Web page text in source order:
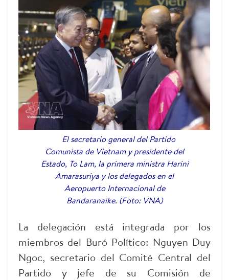
El secretario general del Partido
Comunista de Vietnam y presidente del
Estado, To Lam, la primera ministra Harini
Amarasuriya y los delegados en el
Aeropuerto Internacional de
Bandaranaike. (Foto: VNA)
La delegación está integrada por los
miembros del Buró Político: Nguyen Duy
Ngoc, secretario del Comité Central del
Partido y jefe de su Comisión de